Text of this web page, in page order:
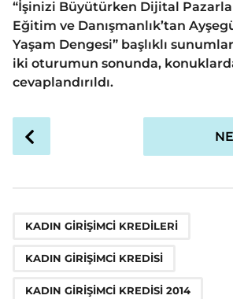
“İşinizi Büyütürken Dijital
Eğitim ve Danışmanlık’tan
Yaşam Dengesi” başlıklı
iki oturumun sonunda,
cevaplandırıldı.
o
KADIN GIRIŞIMCI KREDILERI
KADIN GIRIŞIMCI KREDISI
KADIN GIRIŞIMCI KREDISI 2014